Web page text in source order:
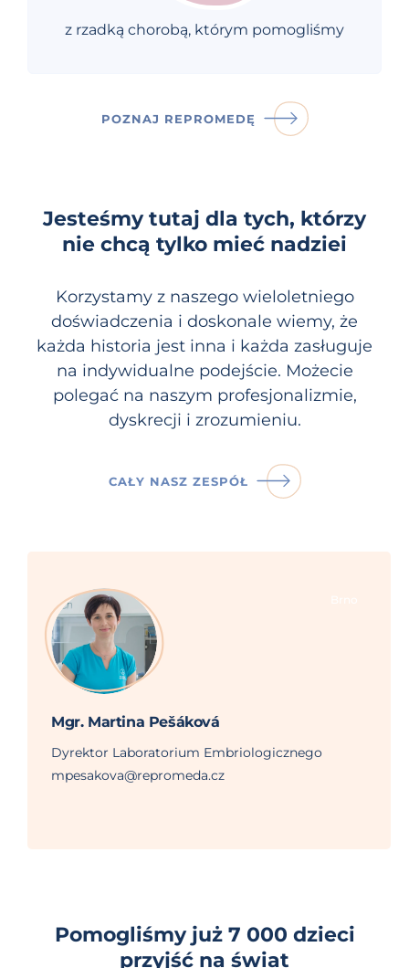
z rzadką chorobą, którym pomogliśmy
POZNAJ REPROMEDĘ
Jesteśmy tutaj dla tych, którzy
nie chcą tylko mieć nadziei
Korzystamy z naszego wieloletniego
doświadczenia i doskonale wiemy, że
każda historia jest inna i każda zasługuje
na indywidualne podejście. Możecie
polegać na naszym profesjonalizmie,
dyskrecji i zrozumieniu.
CAŁY NASZ ZESPÓŁ
Mgr. Martina Pešáková
Dyrektor Laboratorium Embriologicznego
mpesakova@repromeda.cz
Pomogliśmy już 7 000 dzieci
przyjść na świat